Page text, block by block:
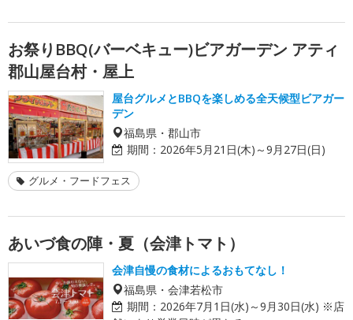
お祭りBBQ(バーベキュー)ビアガーデン アティ
郡山屋台村・屋上
屋台グルメとBBQを楽しめる全天候型ビアガー
デン
福島県・郡山市
期間： 2026年5月21日(木)～9月27日(日)
グルメ・フードフェス
あいづ食の陣・夏（会津トマト）
会津自慢の食材によるおもてなし！
福島県・会津若松市
期間： 2026年7月1日(水)～9月30日(水) ※店